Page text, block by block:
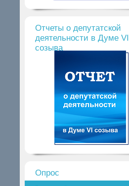
Отчеты о депутатской
деятельности в Думе VI
созыва
Опрос